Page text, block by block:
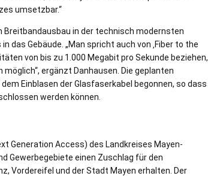
umsetzbar.“
Breitbandausbau in der technisch modernsten
Gebäude. „Man spricht auch von ‚Fiber to the
von bis zu 1.000 Megabit pro Sekunde beziehen,
ergänzt Danhausen. Die geplanten
Einblasen der Glasfaserkabel begonnen, so dass
werden können.
Generation Access) des Landkreises Mayen-
Gewerbegebiete einen Zuschlag für den
Vordereifel und der Stadt Mayen erhalten. Der